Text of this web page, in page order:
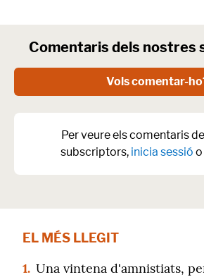
Comentaris dels nostres
Vols comentar-
Per veure els comentaris
subscriptors, inicia sessió o
EL MÉS LLEGIT
1. Una vintena d'amnistiats,